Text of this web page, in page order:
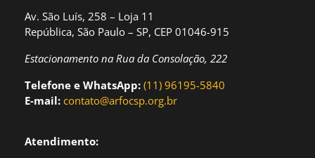
Av. São Luís, 258 – Loja 11
República, São Paulo – SP, CEP 01046-915
Estacionamento na Rua da Consolação, 222
Telefone e WhatsApp: (11) 96195-5840
E-mail: contato@arfocsp.org.br
Atendimento: